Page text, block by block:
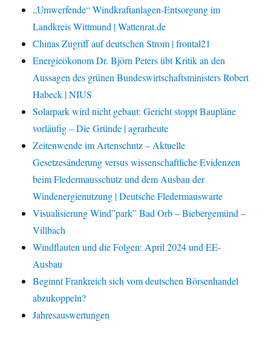
„Umwerfende“ Windkraftanlagen-Entsorgung im
Landkreis Wittmund | Wattenrat.de
Chinas Zugriff auf deutschen Strom | frontal21
Energieökonom Dr. Björn Peters übt Kritik an den
Aussagen des grünen Bundeswirtschaftsministers Robert
Habeck | NIUS
Solarpark wird nicht gebaut: Gericht stoppt Baupläne
vorläufig – Die Gründe | agrarheute
Zeitenwende im Artenschutz – Aktuelle
Gesetzesänderung versus wissenschaftliche Evidenzen
beim Fledermausschutz und dem Ausbau der
Windenergienutzung | Deutsche Fledermauswarte
Visualisierung Wind”park” Bad Orb – Biebergemünd –
Villbach
Windflauten und die Folgen: April 2024 und EE-
Ausbau
Beginnt Frankreich sich vom deutschen Börsenhandel
abzukoppeln?
Jahresauswertungen